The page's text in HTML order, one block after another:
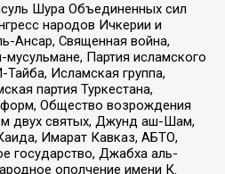
Шура Объединенных сил
народов Ичкерии и
Ансар, Священная война,
мусульмане, Партия исламского
Исламская группа,
партия Туркестана,
Общество возрождения
двух святых, Джунд аш-Шам,
Имарат Кавказ, АБТО,
государство, Джабха аль-
ополчение имени К.